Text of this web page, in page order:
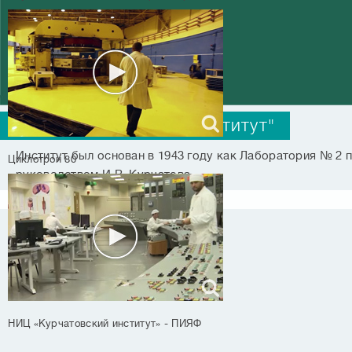
НИЦ "Курчатовский институт"
Институт был основан в 1943 году как Лаборатория № 2
руководством И.В. Курчатова
Подробнее
Циклотрон 80
НИЦ «Курчатовский институт» - ПИЯФ